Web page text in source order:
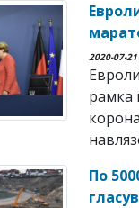
2020-07-21
рамка
По